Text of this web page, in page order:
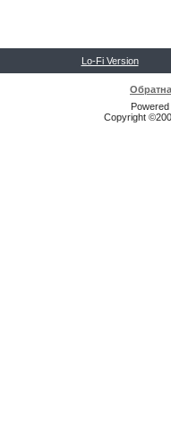
Lo-Fi Version
Copyright